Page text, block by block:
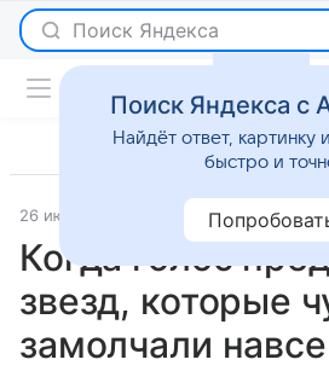
Поиск Яндекса
26 июля 2026 Леди Mail Светская
Когда голос
звезд, которые
замолчали
Поиск Яндекса с
Найдёт ответ, картинку
быстро и